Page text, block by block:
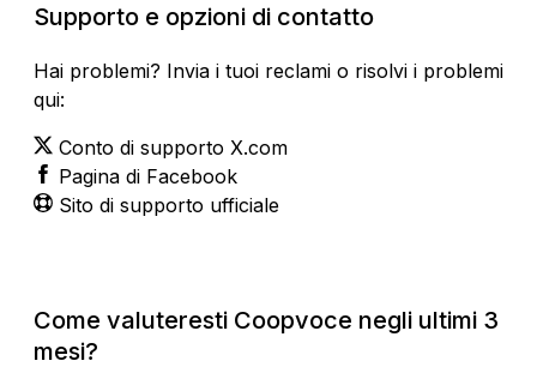
Supporto e opzioni di contatto
Hai problemi? Invia i tuoi reclami o risolvi i problemi
qui:
Conto di supporto X.com
Pagina di Facebook
Sito di supporto ufficiale
Come valuteresti Coopvoce negli ultimi 3
mesi?